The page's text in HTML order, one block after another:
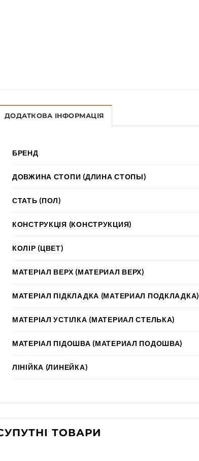
ДОДАТКОВА ІНФОРМАЦІЯ
БРЕНД
ДОВЖИНА СТОПИ (ДЛИНА СТОПЫ)
СТАТЬ (ПОЛ)
КОНСТРУКЦІЯ (КОНСТРУКЦИЯ)
КОЛІР (ЦВЕТ)
МАТЕРІАЛ ВЕРХ (МАТЕРИАЛ ВЕРХ)
МАТЕРІАЛ ПІДКЛАДКА (МАТЕРИАЛ ПОДКЛАДКА)
МАТЕРІАЛ УСТІЛКА (МАТЕРИАЛ СТЕЛЬКА)
МАТЕРІАЛ ПІДОШВА (МАТЕРИАЛ ПОДОШВА)
ЛІНІЙКА (ЛИНЕЙКА)
ТОВАРИ